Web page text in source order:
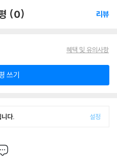
(0) 리뷰
혜택 및 유의사항
쓰기
다. 설정